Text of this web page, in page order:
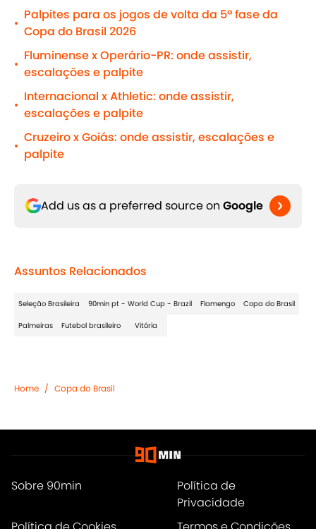
•
Palpites para os jogos de volta da 5ª fase da
Copa do Brasil 2026
•
Fluminense x Operário-PR: onde assistir,
escalações e palpite
•
Internacional x Athletic: onde assistir,
escalações e palpite
•
Cruzeiro x Goiás: onde assistir, escalações e
palpite
Add us as a preferred source on Google
Assuntos Relacionados
Seleção Brasileira 90min pt - World Cup - Brazil Flamengo Copa do Brasil
Palmeiras Futebol brasileiro Vitória
Home / Copa do Brasil
Sobre 90min
Política de
Privacidade